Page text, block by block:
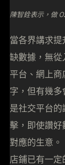
陳智銓表示，做
當各界講求
缺數據，無
平台、網上
字，但有幾
是社交平台
擊，即使讚
對應的生意
店鋪已有一